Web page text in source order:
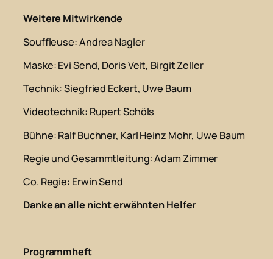
Weitere Mitwirkende
Souffleuse: Andrea Nagler
Maske: Evi Send, Doris Veit, Birgit Zeller
Technik: Siegfried Eckert, Uwe Baum
Videotechnik: Rupert Schöls
Bühne: Ralf Buchner, Karl Heinz Mohr, Uwe Baum
Regie und Gesammtleitung: Adam Zimmer
Co. Regie: Erwin Send
Danke an alle nicht erwähnten Helfer
Programmheft